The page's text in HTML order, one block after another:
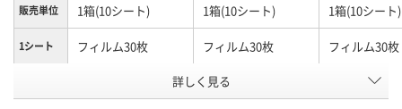
販売単位 1箱(10シート) 1箱(10シート) 1箱(10シート)
1シート フィルム30枚 フィルム30枚 フィルム30枚
グリーン
詳しく見る